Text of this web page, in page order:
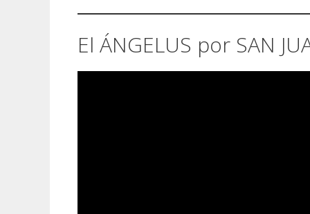
El ÁNGELUS por SAN